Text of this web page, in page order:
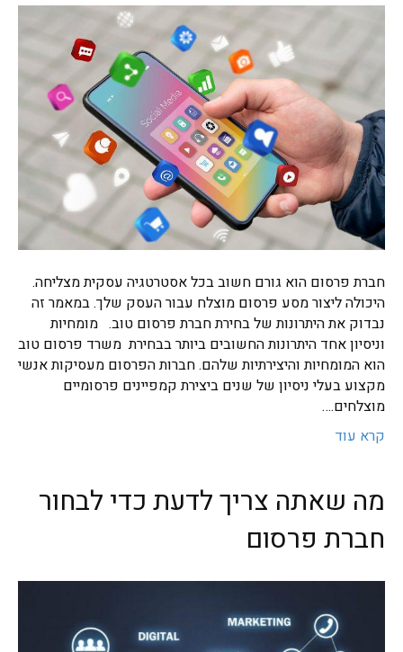
חברת פרסום הוא גורם חשוב בכל אסטרטגיה עסקית מצליחה.
היכולה ליצור מסע פרסום מוצלח עבור העסק שלך. במאמר זה
נבדוק את היתרונות של בחירת חברת פרסום טוב. מומחיות
וניסיון אחד היתרונות החשובים ביותר בבחירת משרד פרסום טוב
הוא המומחיות והיצירתיות שלהם. חברות הפרסום מעסיקות אנשי
מקצוע בעלי ניסיון של שנים ביצירת קמפיינים פרסומיים
מוצלחים.…
קרא עוד
מה שאתה צריך לדעת כדי לבחור
חברת פרסום